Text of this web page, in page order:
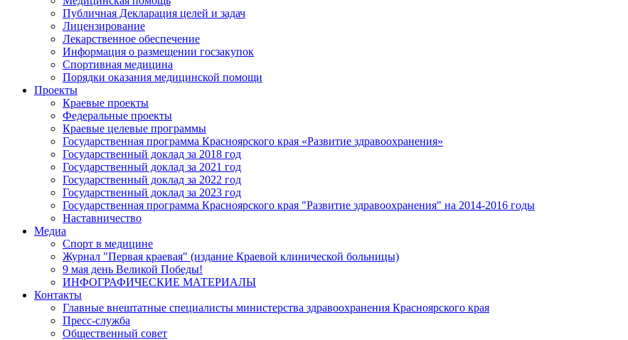
Публичная Декларация целей и задач
Лицензирование
Лекарственное обеспечение
Информация о размещении госзакупок
Спортивная медицина
Порядки оказания медицинской помощи
Проекты
Краевые проекты
Федеральные проекты
Краевые целевые программы
Государственная программа Красноярского края «Развитие здравоохранения»
Государственный доклад за 2018 год
Государственный доклад за 2021 год
Государственный доклад за 2022 год
Государственный доклад за 2023 год
Государственная программа Красноярского края "Развитие здравоохранения" на 2014-2016 годы
Наставничество
Медиа
Спорт в медицине
Журнал "Первая краевая" (издание Краевой клинической больницы)
9 мая день Великой Победы!
ИНФОГРАФИЧЕСКИЕ МАТЕРИАЛЫ
Контакты
Главные внештатные специалисты министерства здравоохранения Красноярского края
Пресс-служба
Общественный совет